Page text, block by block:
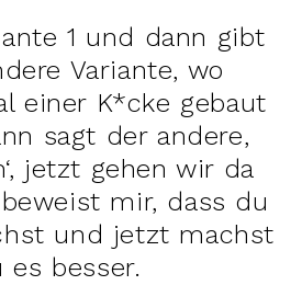
1 und dann gibt
Variante, wo
einer K*cke gebaut
sagt der andere,
jetzt gehen wir da
mir, dass du
und jetzt machst
es besser.